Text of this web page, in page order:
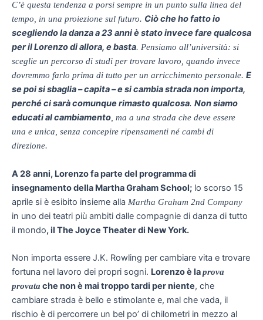
C’è questa tendenza a porsi sempre in un punto sulla linea del
tempo, in una proiezione sul futuro. Ciò che ho fatto io
scegliendo la danza a 23 anni è stato invece fare qualcosa
per il Lorenzo di allora, e basta. Pensiamo all’università: si
sceglie un percorso di studi per trovare lavoro, quando invece
dovremmo farlo prima di tutto per un arricchimento personale. E
se poi si sbaglia – capita – e si cambia strada non importa,
perché ci sarà comunque rimasto qualcosa. Non siamo
educati al cambiamento, ma a una strada che deve essere
una e unica, senza concepire ripensamenti né cambi di
direzione.
A 28 anni, Lorenzo fa parte del programma di
insegnamento della Martha Graham School; lo scorso 15
aprile si è esibito insieme alla Martha Graham 2nd Company
in uno dei teatri più ambiti dalle compagnie di danza di tutto
il mondo, il The Joyce Theater di New York.
Non importa essere J.K. Rowling per cambiare vita e trovare
fortuna nel lavoro dei propri sogni. Lorenzo è laprova
provata che non è mai troppo tardi per niente, che
cambiare strada è bello e stimolante e, mal che vada, il
rischio è di percorrere un bel po’ di chilometri in mezzo al